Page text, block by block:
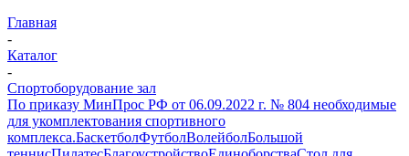
Главная
-
Каталог
-
Спортоборудование зал
По приказу МинПрос РФ от 06.09.2022 г. № 804 необходимые
для укомплектования спортивного
комплекса.БаскетболФутболВолейболБольшой